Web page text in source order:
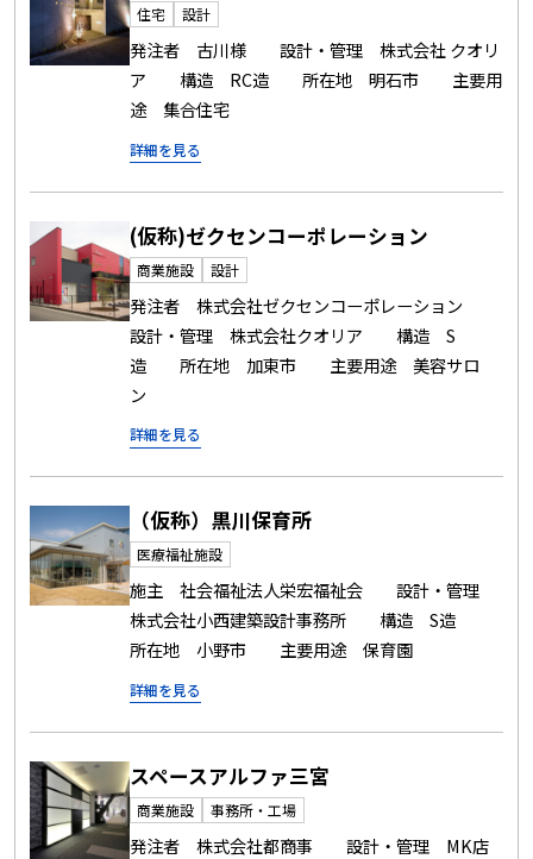
住宅 設計
発注者 古川様 設計・管理 株式会社 クオリ
ア 構造 RC造 所在地 明石市 主要用
途 集合住宅
詳細を見る
(仮称)ゼクセンコーポレーション
商業施設 設計
発注者 株式会社ゼクセンコーポレーション
設計・管理 株式会社クオリア 構造 S
造 所在地 加東市 主要用途 美容サロ
ン
詳細を見る
（仮称）黒川保育所
医療福祉施設
施主 社会福祉法人栄宏福祉会 設計・管理
株式会社小西建築設計事務所 構造 S造
所在地 小野市 主要用途 保育園
詳細を見る
スペースアルファ三宮
商業施設 事務所・工場
発注者 株式会社都商事 設計・管理 MK店